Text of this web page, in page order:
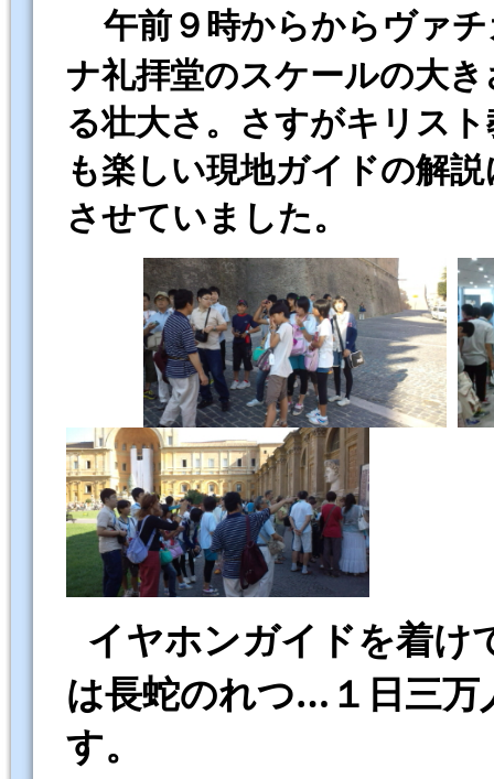
午前９時からからヴァ
ナ礼拝堂のスケールの大
る壮大さ。さすがキリス
も楽しい現地ガイドの解
させていました。
イヤホンガイドを着け
は長蛇のれつ…１日三
す。